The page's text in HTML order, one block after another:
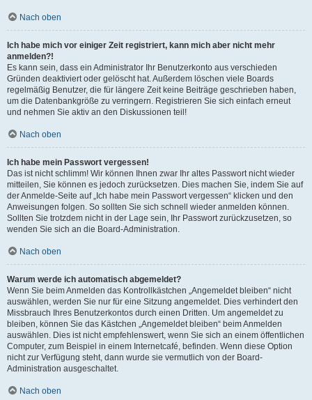
Nach oben
Ich habe mich vor einiger Zeit registriert, kann mich aber nicht mehr
anmelden?!
Es kann sein, dass ein Administrator Ihr Benutzerkonto aus verschieden
Gründen deaktiviert oder gelöscht hat. Außerdem löschen viele Boards
regelmäßig Benutzer, die für längere Zeit keine Beiträge geschrieben haben,
um die Datenbankgröße zu verringern. Registrieren Sie sich einfach erneut
und nehmen Sie aktiv an den Diskussionen teil!
Nach oben
Ich habe mein Passwort vergessen!
Das ist nicht schlimm! Wir können Ihnen zwar Ihr altes Passwort nicht wieder
mitteilen, Sie können es jedoch zurücksetzen. Dies machen Sie, indem Sie auf
der Anmelde-Seite auf „Ich habe mein Passwort vergessen“ klicken und den
Anweisungen folgen. So sollten Sie sich schnell wieder anmelden können.
Sollten Sie trotzdem nicht in der Lage sein, Ihr Passwort zurückzusetzen, so
wenden Sie sich an die Board-Administration.
Nach oben
Warum werde ich automatisch abgemeldet?
Wenn Sie beim Anmelden das Kontrollkästchen „Angemeldet bleiben“ nicht
auswählen, werden Sie nur für eine Sitzung angemeldet. Dies verhindert den
Missbrauch Ihres Benutzerkontos durch einen Dritten. Um angemeldet zu
bleiben, können Sie das Kästchen „Angemeldet bleiben“ beim Anmelden
auswählen. Dies ist nicht empfehlenswert, wenn Sie sich an einem öffentlichen
Computer, zum Beispiel in einem Internetcafé, befinden. Wenn diese Option
nicht zur Verfügung steht, dann wurde sie vermutlich von der Board-
Administration ausgeschaltet.
Nach oben